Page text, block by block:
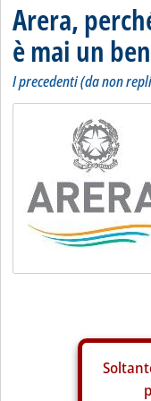
Arera,
è mai un
I precedenti (da non